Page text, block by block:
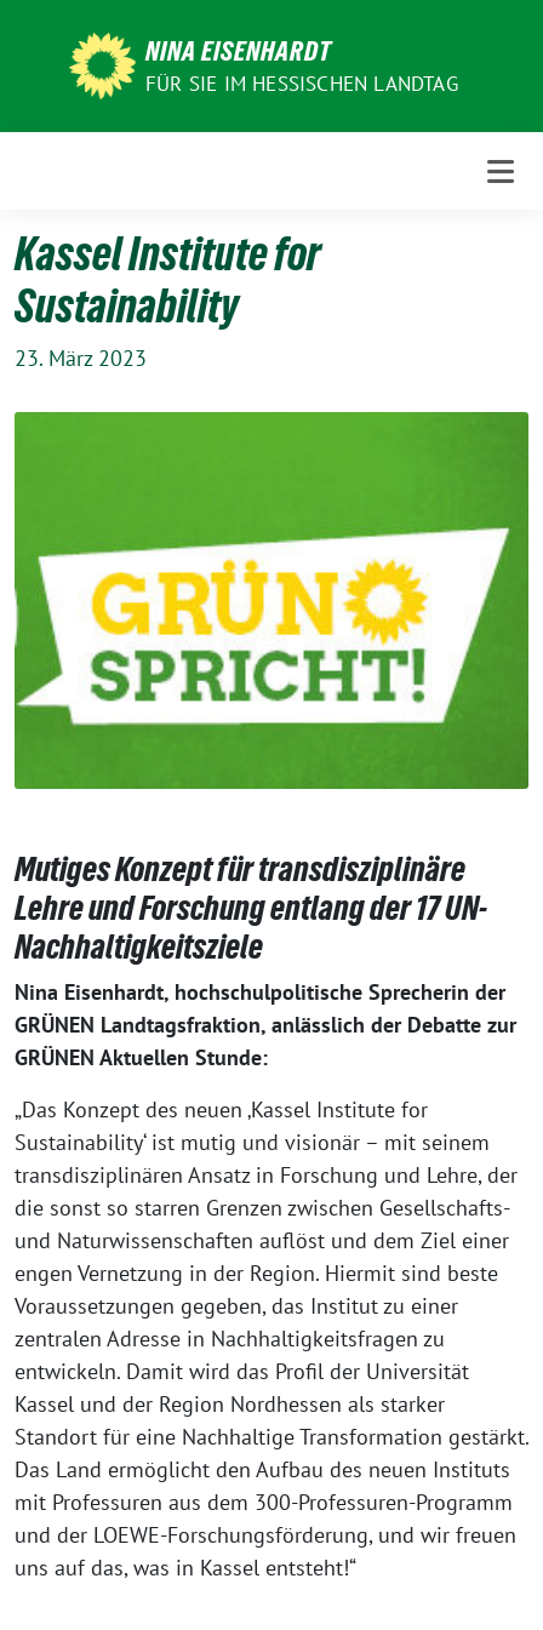
NINA EISENHARDT
FÜR SIE IM HESSISCHEN LANDTAG
Kassel Institute for
Sustainability
23. März 2023
Mutiges Konzept für transdisziplinäre
Lehre und Forschung entlang der 17 UN-
Nachhaltigkeitsziele
Nina Eisenhardt, hochschulpolitische Sprecherin der
GRÜNEN Landtagsfraktion, anlässlich der Debatte zur
GRÜNEN Aktuellen Stunde:
„Das Konzept des neuen ‚Kassel Institute for
Sustainability‘ ist mutig und visionär – mit seinem
transdisziplinären Ansatz in Forschung und Lehre, der
die sonst so starren Grenzen zwischen Gesellschafts-
und Naturwissenschaften auflöst und dem Ziel einer
engen Vernetzung in der Region. Hiermit sind beste
Voraussetzungen gegeben, das Institut zu einer
zentralen Adresse in Nachhaltigkeitsfragen zu
entwickeln. Damit wird das Profil der Universität
Kassel und der Region Nordhessen als starker
Standort für eine Nachhaltige Transformation gestärkt.
Das Land ermöglicht den Aufbau des neuen Instituts
mit Professuren aus dem 300-Professuren-Programm
und der LOEWE-Forschungsförderung, und wir freuen
uns auf das, was in Kassel entsteht!“